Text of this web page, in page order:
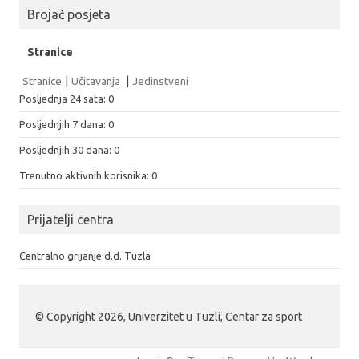
Brojač posjeta
Stranice
Stranice Učitavanja Jedinstveni
Posljednja 24 sata: 0
Posljednjih 7 dana: 0
Posljednjih 30 dana: 0
Trenutno aktivnih korisnika: 0
Prijatelji centra
Centralno grijanje d.d. Tuzla
© Copyright 2026, Univerzitet u Tuzli, Centar za sport